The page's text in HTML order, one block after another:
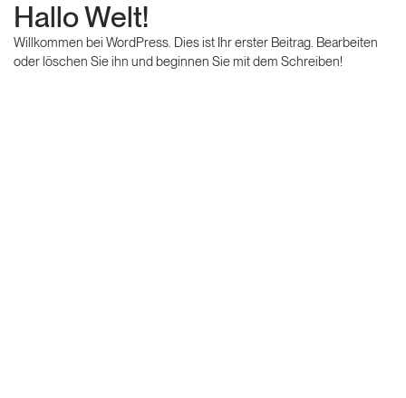
Hallo Welt!
Willkommen bei WordPress. Dies ist Ihr erster Beitrag. Bearbeiten
oder löschen Sie ihn und beginnen Sie mit dem Schreiben!